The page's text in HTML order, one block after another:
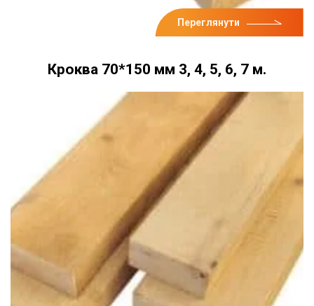
Переглянути
Кроква 70*150 мм 3, 4, 5, 6, 7 м.